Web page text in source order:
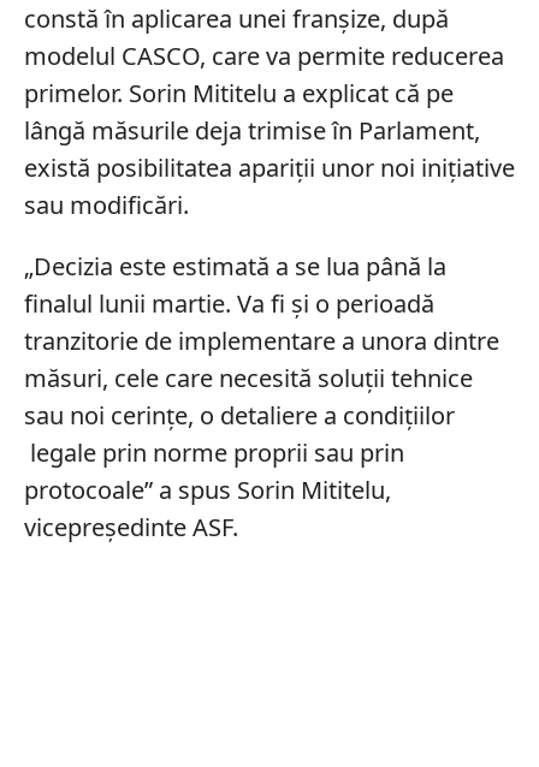
constă în aplicarea unei franșize, după
modelul CASCO, care va permite reducerea
primelor. Sorin Mititelu a explicat că pe
lângă măsurile deja trimise în Parlament,
există posibilitatea apariții unor noi inițiative
sau modificări.
„Decizia este estimată a se lua până la
finalul lunii martie. Va fi și o perioadă
tranzitorie de implementare a unora dintre
măsuri, cele care necesită soluții tehnice
sau noi cerințe, o detaliere a condițiilor
legale prin norme proprii sau prin
protocoale” a spus Sorin Mititelu,
vicepreședinte ASF.